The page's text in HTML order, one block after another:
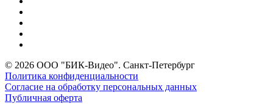
© 2026 ООО "БИК-Видео". Санкт-Петербург
Политика конфиденциальности
Согласие на обработку персональных данных
Публичная оферта